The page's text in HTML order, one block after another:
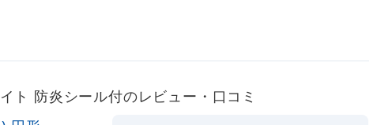
ト 防炎シール付のレビュー・口コミ